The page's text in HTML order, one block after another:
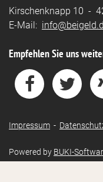
Kirschenknapp 10 -
E-Mail:
Empfehlen Sie uns
Impressum -
Powered by BUKI-